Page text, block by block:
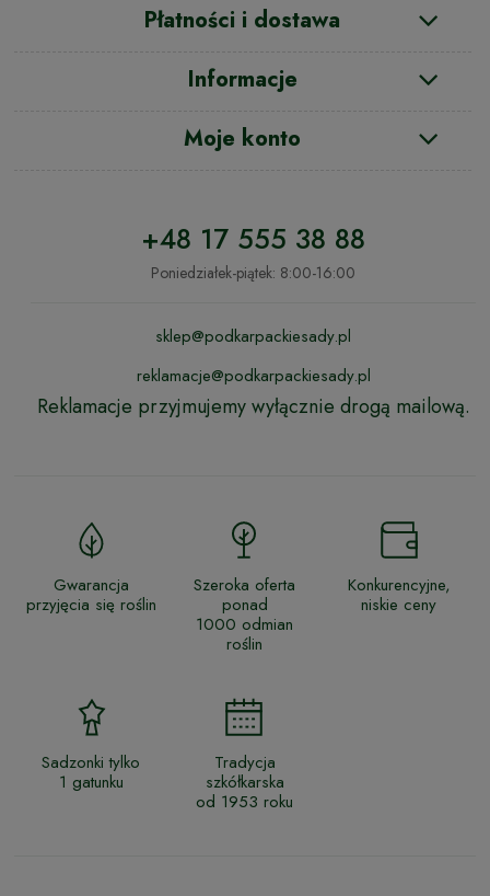
Płatności i dostawa
Informacje
Moje konto
+48 17 555 38 88
Poniedziałek-piątek: 8:00-16:00
sklep@podkarpackiesady.pl
reklamacje@podkarpackiesady.pl
Reklamacje przyjmujemy wyłącznie drogą mailową.
Gwarancja
przyjęcia się roślin
Szeroka oferta
ponad
1000 odmian
roślin
Konkurencyjne,
niskie ceny
Sadzonki tylko
1 gatunku
Tradycja
szkółkarska
od 1953 roku